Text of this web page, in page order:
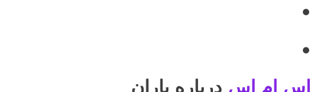
•
•